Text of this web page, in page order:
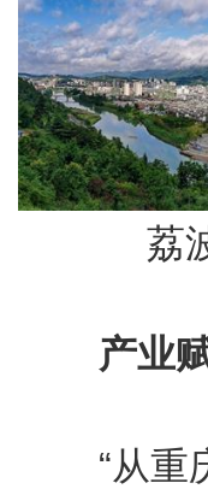
荔
产业
“从重庆